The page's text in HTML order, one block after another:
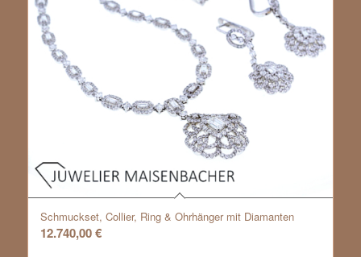
Schmuckset, Collier, Ring & Ohrhänger mit Diamanten
12.740,00€